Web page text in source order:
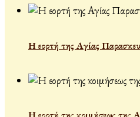
Η εορτή της Αγίας